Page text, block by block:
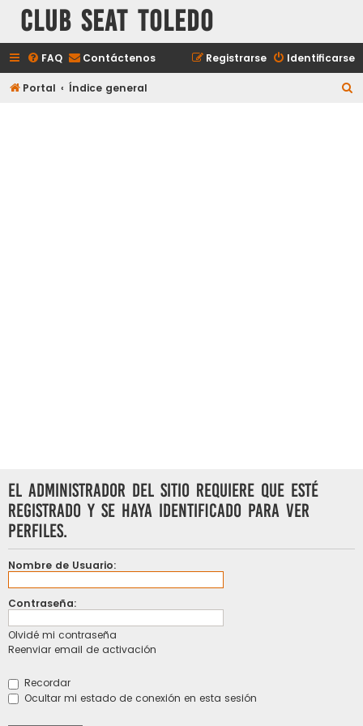
Club Seat Toledo
FAQ Contáctenos Identificarse
Registrarse
Portal Índice general
El administrador del sitio requiere que esté
registrado y se haya identificado para ver
perfiles.
Nombre de Usuario:
Contraseña:
Olvidé mi contraseña
Reenviar email de activación
Recordar
Ocultar mi estado de conexión en esta sesión